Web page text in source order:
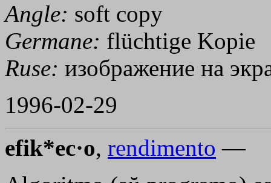
Angle: soft copy
Germane: flüchtige Kopie
Ruse: изображение на
1996-02-29
efik*ec·o, rendimento —